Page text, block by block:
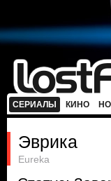
СЕРИАЛЫ КИНО
Эврика
Eureka